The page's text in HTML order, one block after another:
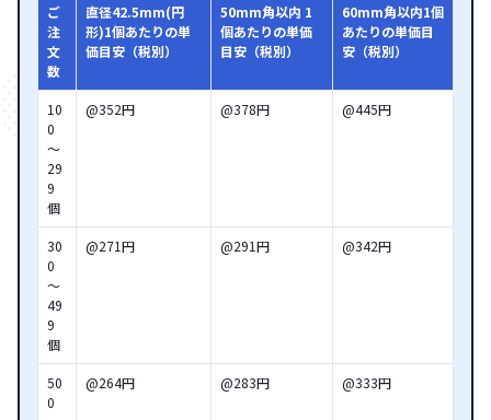
ご
注
文
数
直径42.5mm(円
形)1個あたりの単
価目安（税別）
50mm角以内 1
個あたりの単価
目安（税別）
60mm角以内1個
あたりの単価目
安（税別）
10
0
～
29
9
個
@352円 @378円 @445円
30
0
～
49
9
個
@271円 @291円 @342円
50
0
@264円 @283円 @333円